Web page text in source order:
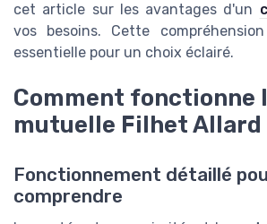
cet article sur les avantages d'un
vos besoins. Cette
essentielle pour un choix éclairé.
Comment fonctionne
mutuelle Filhet Allard
Fonctionnement détaillé
comprendre